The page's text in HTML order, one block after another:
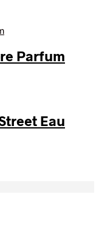
Parfum
Eau